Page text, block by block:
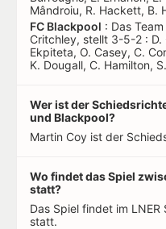
Mândroiu, R. Hackett, B.
FC Blackpool : Das
Critchley, stellt 3-5-2 : D.
Ekpiteta, O. Casey, C.
K. Dougall, C. Hamilton,
Wer ist der
und Blackpool?
Martin Coy ist der
Wo findet das Spiel
statt?
Das Spiel findet im
statt.